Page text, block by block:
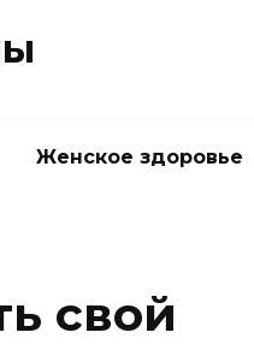
Женское здоровье
свой